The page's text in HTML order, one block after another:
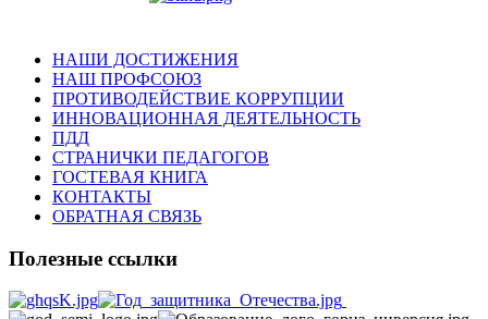
НАШИ ДОСТИЖЕНИЯ
НАШ ПРОФСОЮЗ
ПРОТИВОДЕЙСТВИЕ КОРРУПЦИИ
ИННОВАЦИОННАЯ ДЕЯТЕЛЬНОСТЬ
ПДД
СТРАНИЧКИ ПЕДАГОГОВ
ГОСТЕВАЯ КНИГА
КОНТАКТЫ
ОБРАТНАЯ СВЯЗЬ
Полезные ссылки